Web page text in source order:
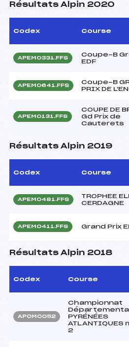
Résultats Alpin 2020
Codex Course
APEM0331.FFS
Coupe-B
EDF
APEM0641.FFS
Coupe-B
PRIX DE
APEM0131.FFS
COUPE DE
Gd Prix de
Cauterets
Résultats Alpin 2019
Codex Course
APEM0481.FFS
TROPHEE
CERDAGNE
APEM0411.FFS Grand Prix
Résultats Alpin 2018
Codex Course
APOM0052
Championnat
PYRÉNÉES
ATLANTIQUES
2